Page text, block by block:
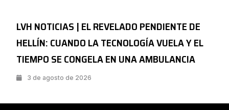
LVH NOTICIAS | EL REVELADO PENDIENTE DE
HELLÍN: CUANDO LA TECNOLOGÍA VUELA Y EL
TIEMPO SE CONGELA EN UNA AMBULANCIA
3 de agosto de 2026